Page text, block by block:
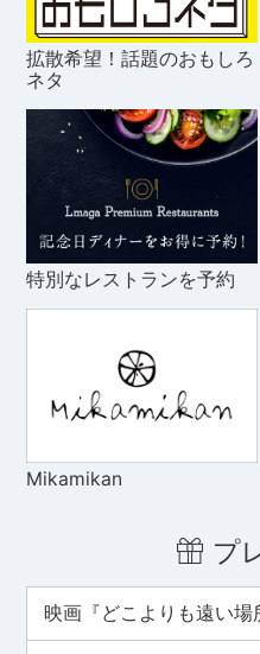
拡散希望！話題のおもしろ
ネタ
特別なレストランを予約
Mikamikan
プ
映画『どこよりも遠い